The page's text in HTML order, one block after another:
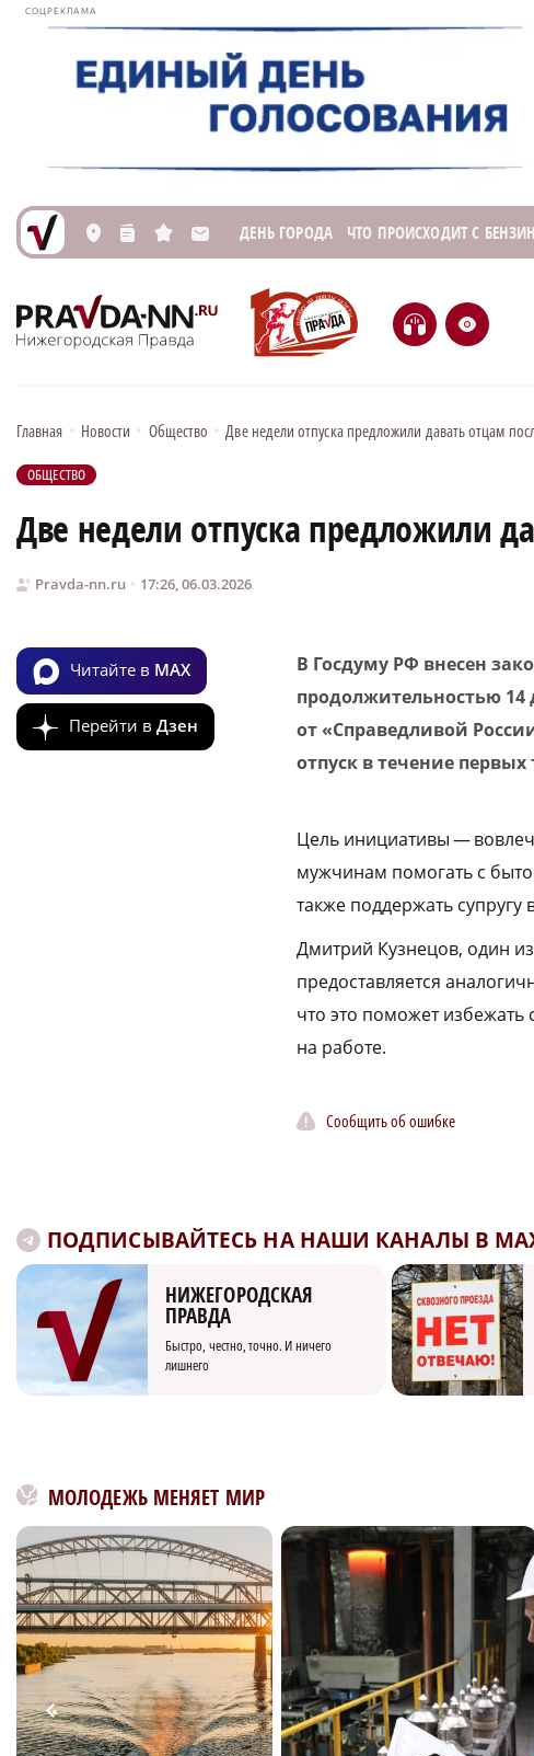
СОЦРЕКЛАМА
L n s M ДЕНЬ ГОРОДА ЧТО ПРОИСХОДИТ С
H e
Главная • Новости • Общество • Две недели отпуска предложили давать отцам
ОБЩЕСТВО
Две недели отпуска предложили
Pravda-nn.ru 17:26, 06.03.2026
Читайте в MAX
Перейти в Дзен
В Госдуму РФ внесен
продолжительностью
от «Справедливой
отпуск в течение
Цель инициативы —
мужчинам помогать с
также поддержать супругу
Дмитрий Кузнецов, один
предоставляется
что это поможет избежать
на работе.
Сообщить об ошибке
ПОДПИСЫВАЙТЕСЬ НА НАШИ КАНАЛЫ В MAX
НИЖЕГОРОДСКАЯ
ПРАВДА
Быстро, честно, точно. И ничего
лишнего
МОЛОДЕЖЬ МЕНЯЕТ МИР